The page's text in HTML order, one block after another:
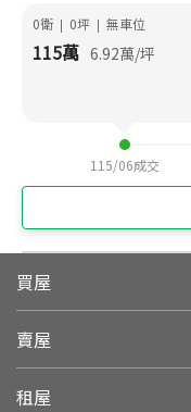
0衛 | 0坪 | 無車位
115萬 6.92萬/坪
115/06成交
買屋
賣屋
租屋